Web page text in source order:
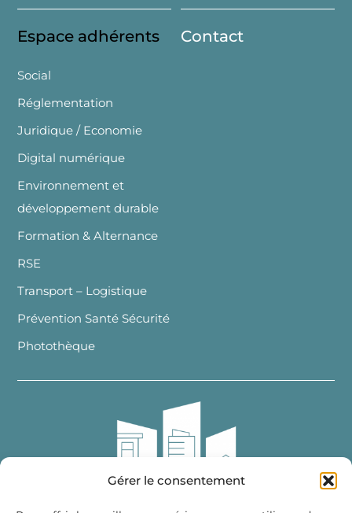
Gérer le consentement
Espace adhérents
Social
Réglementation
Juridique / Economie
Digital numérique
Environnement et
développement durable
Formation & Alternance
RSE
Transport – Logistique
Prévention Santé Sécurité
Photothèque
Contact